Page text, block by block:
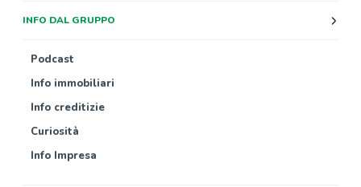
INFO DAL GRUPPO
Podcast
Info immobiliari
Info creditizie
Curiosità
Info Impresa